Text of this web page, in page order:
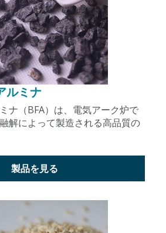
ルミナ
ナ（BFA）は、電気アーク炉で
解によって製造される高品質の
製品を見る